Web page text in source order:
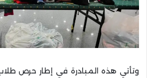
وتأتي هذه المبادرة في إطار حرص طلاب